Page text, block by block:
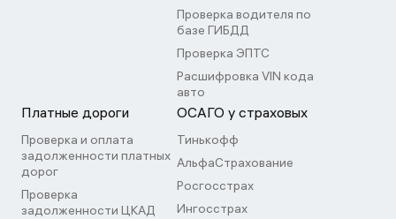
Проверка водителя по
базе ГИБДД
Проверка ЭПТС
Расшифровка VIN кода
авто
Платные дороги
Проверка и оплата
задолженности платных
дорог
Проверка
задолженности ЦКАД
ОСАГО у страховых
Тинькофф
АльфаСтрахование
Росгосстрах
Ингосстрах